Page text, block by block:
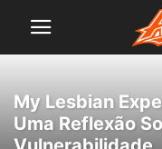
My Lesbian
Uma Reflexão